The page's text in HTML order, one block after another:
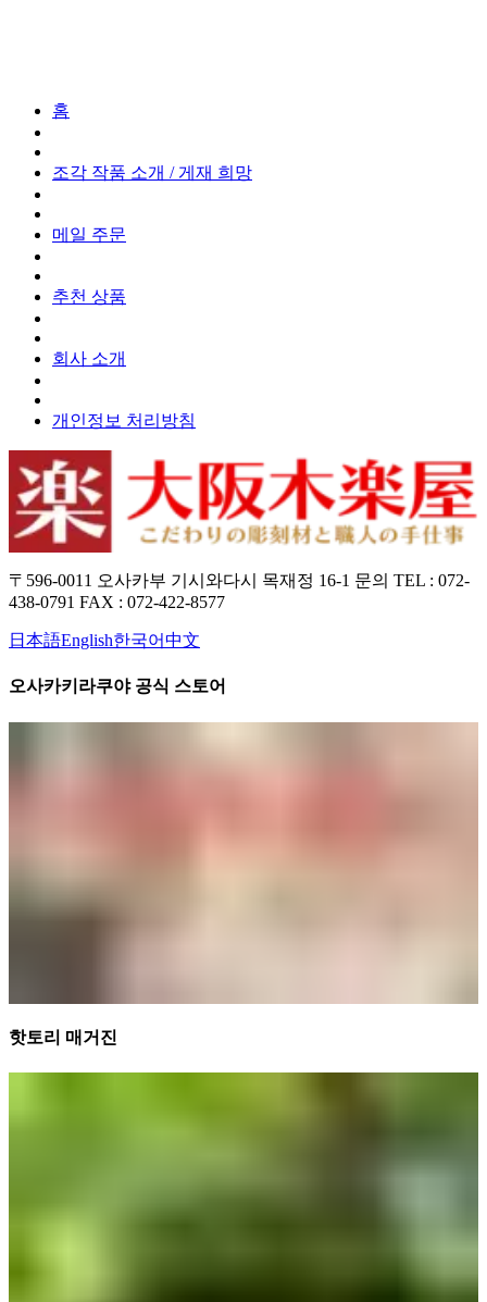
홈
조각 작품 소개 / 게재 희망
메일 주문
추천 상품
회사 소개
개인정보 처리방침
〒596-0011 오사카부 기시와다시 목재정 16-1 문의 TEL : 072-
438-0791 FAX : 072-422-8577
日本語English한국어中文
오사카키라쿠야 공식 스토어
핫토리 매거진